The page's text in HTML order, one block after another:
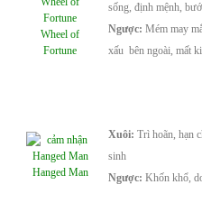
Wheel of
Fortune
sống, định mệnh,
Ngược: Mém may
xấu bên ngoài, mất
Hanged Man
Xuôi: Trì hoãn, hạn
sinh
Ngược: Khốn khổ,